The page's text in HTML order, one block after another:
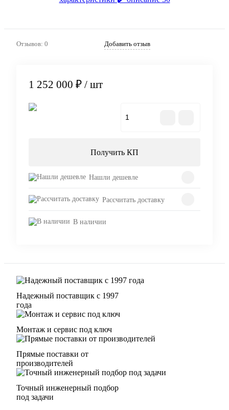
Отзывов: 0 Добавить отзыв
1 252 000 ₽ / шт
Получить КП
Нашли дешевле
Рассчитать доставку
В наличии
Надежный поставщик с 1997
года
Монтаж и сервис под ключ
Прямые поставки от
производителей
Точный инженерный подбор
под задачи